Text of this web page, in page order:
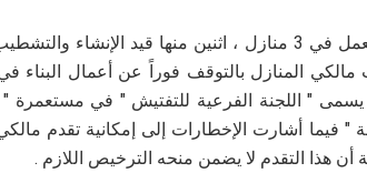
فقد أخطرت سلطات الاحتلال بوقف العمل في 3 منازل ، اثنين منها
المنازل بالتوقف فوراً عن أعمال البناء
لما يسمى " اللجنة الفرعية للتفتيش " في
" فيما أشارت الإخطارات إلى إمكانية تقدم
هذا التقدم لا يضمن منحه الترخيص اللازم .